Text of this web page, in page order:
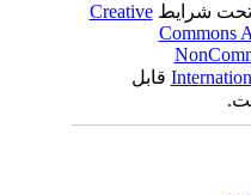
شرایطCreative
قابل